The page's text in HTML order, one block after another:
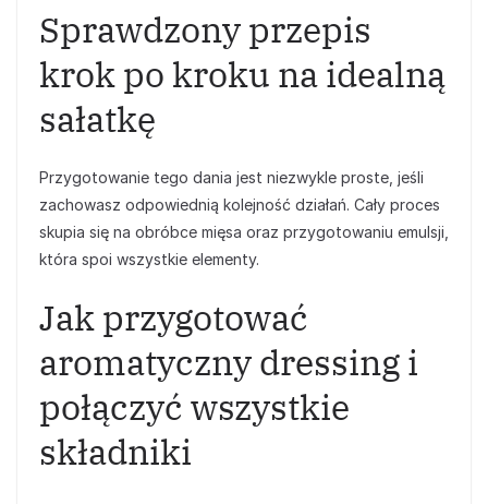
Sprawdzony przepis
krok po kroku na idealną
sałatkę
Przygotowanie tego dania jest niezwykle proste, jeśli
zachowasz odpowiednią kolejność działań. Cały proces
skupia się na obróbce mięsa oraz przygotowaniu emulsji,
która spoi wszystkie elementy.
Jak przygotować
aromatyczny dressing i
połączyć wszystkie
składniki